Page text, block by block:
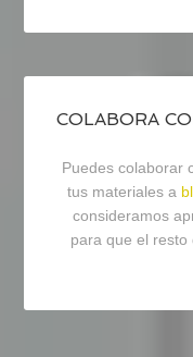
COLABORA
Puedes colaborar
tus materiales a
consideramos
para que el resto